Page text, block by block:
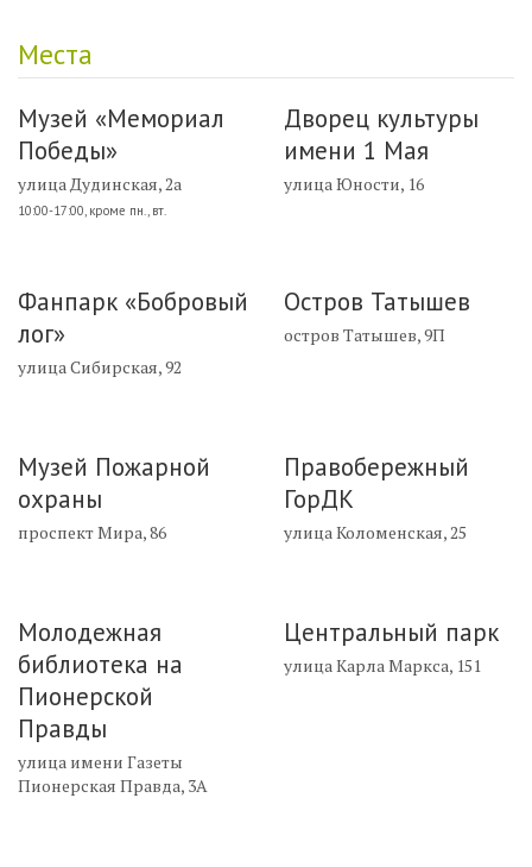
Места
Музей «Мемориал
Победы»
улица Дудинская, 2а
10:00-17:00, кроме пн., вт.
Дворец культуры
имени 1 Мая
улица Юности, 16
Фанпарк «Бобровый
лог»
улица Сибирская, 92
Остров Татышев
остров Татышев, 9П
Музей Пожарной
охраны
проспект Мира, 86
Правобережный
ГорДК
улица Коломенская, 25
Молодежная
библиотека на
Пионерской
Правды
улица имени Газеты
Пионерская Правда, 3А
Центральный парк
улица Карла Маркса, 151